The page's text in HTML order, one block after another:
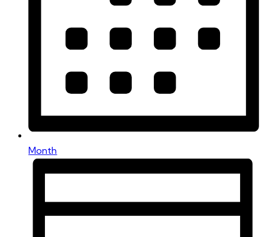
Month